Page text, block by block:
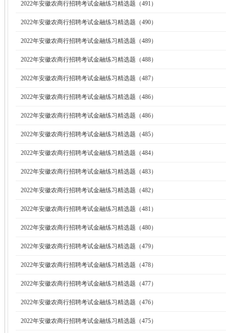
2022年安徽农商行招聘考试金融练习精选题（491）
2022年安徽农商行招聘考试金融练习精选题（490）
2022年安徽农商行招聘考试金融练习精选题（489）
2022年安徽农商行招聘考试金融练习精选题（488）
2022年安徽农商行招聘考试金融练习精选题（487）
2022年安徽农商行招聘考试金融练习精选题（486）
2022年安徽农商行招聘考试金融练习精选题（486）
2022年安徽农商行招聘考试金融练习精选题（485）
2022年安徽农商行招聘考试金融练习精选题（484）
2022年安徽农商行招聘考试金融练习精选题（483）
2022年安徽农商行招聘考试金融练习精选题（482）
2022年安徽农商行招聘考试金融练习精选题（481）
2022年安徽农商行招聘考试金融练习精选题（480）
2022年安徽农商行招聘考试金融练习精选题（479）
2022年安徽农商行招聘考试金融练习精选题（478）
2022年安徽农商行招聘考试金融练习精选题（477）
2022年安徽农商行招聘考试金融练习精选题（476）
2022年安徽农商行招聘考试金融练习精选题（475）